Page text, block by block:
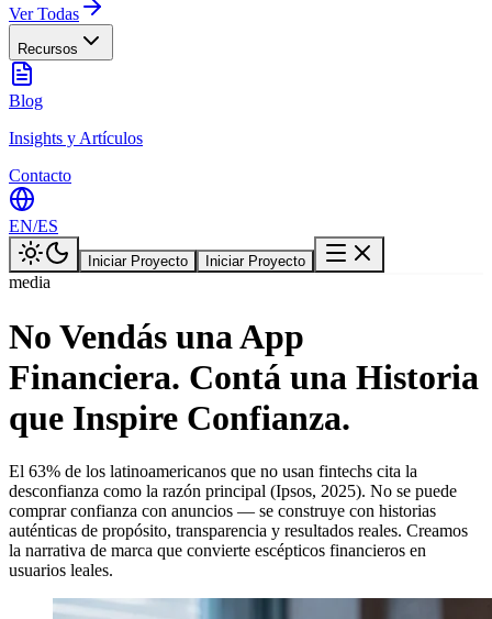
Ver Todas
Recursos
Blog
Insights y Artículos
Contacto
EN/ES
Iniciar Proyecto Iniciar Proyecto
media
No Vendás una App
Financiera. Contá una Historia
que Inspire Confianza.
El 63% de los latinoamericanos que no usan fintechs cita la
desconfianza como la razón principal (Ipsos, 2025). No se puede
comprar confianza con anuncios — se construye con historias
auténticas de propósito, transparencia y resultados reales. Creamos
la narrativa de marca que convierte escépticos financieros en
usuarios leales.